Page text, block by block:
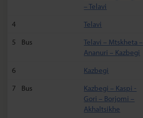
– Telavi
4 Telavi
5
Bus
Telavi – Mtskheta –
Ananuri – Kazbegi
6 Kazbegi
7
Bus
Kazbegi – Kaspi -
Gori – Borjomi –
Akhaltsikhe